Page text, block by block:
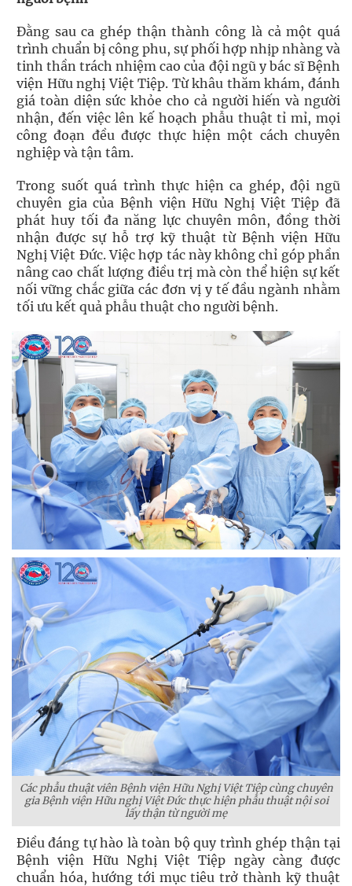
Đằng sau ca ghép thận thành công là cả một quá
trình chuẩn bị công phu, sự phối hợp nhịp nhàng và
tinh thần trách nhiệm cao của đội ngũ y bác sĩ Bệnh
viện Hữu nghị Việt Tiệp. Từ khâu thăm khám, đánh
giá toàn diện sức khỏe cho cả người hiến và người
nhận, đến việc lên kế hoạch phẫu thuật tỉ mỉ, mọi
công đoạn đều được thực hiện một cách chuyên
nghiệp và tận tâm.
Trong suốt quá trình thực hiện ca ghép, đội ngũ
chuyên gia của Bệnh viện Hữu Nghị Việt Tiệp đã
phát huy tối đa năng lực chuyên môn, đồng thời
nhận được sự hỗ trợ kỹ thuật từ Bệnh viện Hữu
Nghị Việt Đức. Việc hợp tác này không chỉ góp phần
nâng cao chất lượng điều trị mà còn thể hiện sự kết
nối vững chắc giữa các đơn vị y tế đầu ngành nhằm
tối ưu kết quả phẫu thuật cho người bệnh.
Các phẫu thuật viên Bệnh viện Hữu Nghị Việt Tiệp cùng chuyên
gia Bệnh viện Hữu nghị Việt Đức thực hiện phẫu thuật nội soi
lấy thận từ người mẹ
Điều đáng tự hào là toàn bộ quy trình ghép thận tại
Bệnh viện Hữu Nghị Việt Tiệp ngày càng được
chuẩn hóa, hướng tới mục tiêu trở thành kỹ thuật